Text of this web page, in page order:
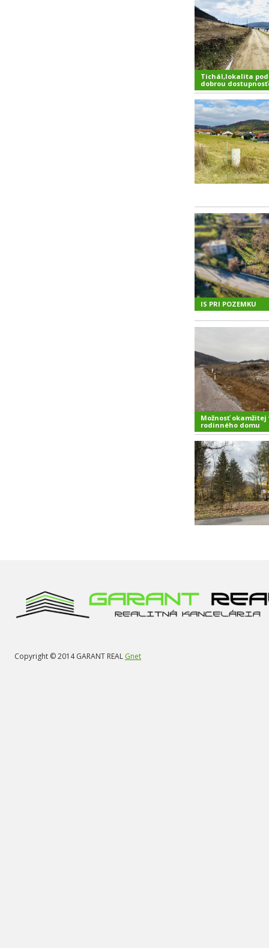
Tichál,lokalita pod
dobrou
IS PRI POZEMKU
Možnosť okamžitej
rodinného domu
Copyright © 2014 GARANT REAL Gnet